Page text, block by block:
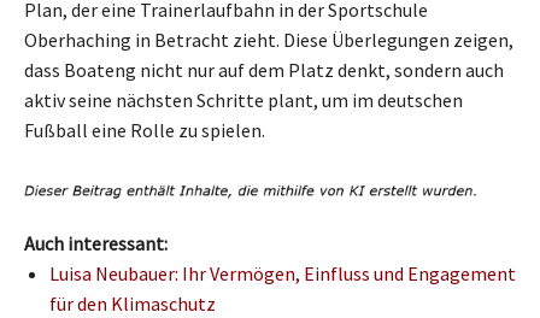
Plan, der eine Trainerlaufbahn in der Sportschule
Oberhaching in Betracht zieht. Diese Überlegungen zeigen,
dass Boateng nicht nur auf dem Platz denkt, sondern auch
aktiv seine nächsten Schritte plant, um im deutschen
Fußball eine Rolle zu spielen.
Auch interessant:
Luisa Neubauer: Ihr Vermögen, Einfluss und Engagement
für den Klimaschutz